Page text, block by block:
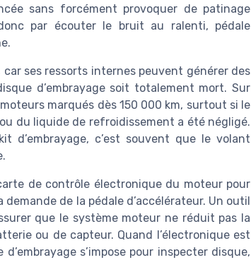
sans forcément provoquer de patinage
par écouter le bruit au ralenti, pédale
ses ressorts internes peuvent générer des
d’embrayage soit totalement mort. Sur
marqués dès 150 000 km, surtout si le
du liquide de refroidissement a été négligé.
d’embrayage, c’est souvent que le volant
de contrôle électronique du moteur pour
de la pédale d’accélérateur. Un outil
que le système moteur ne réduit pas la
ou de capteur. Quand l’électronique est
s’impose pour inspecter disque,